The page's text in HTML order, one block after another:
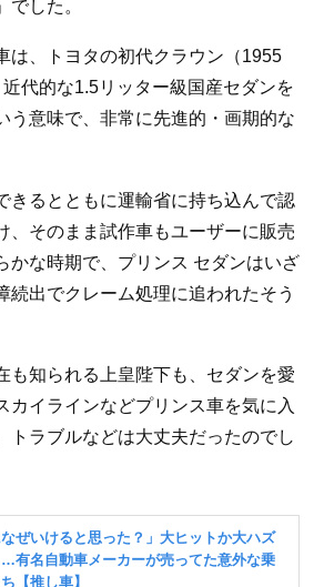
した。
は、トヨタの初代クラウン（1955
代的な1.5リッター級国産セダンを
う意味で、非常に先進的・画期的な
きるとともに運輸省に持ち込んで認
、そのまま試作車もユーザーに販売
かな時期で、プリンス セダンはいざ
続出でクレーム処理に追われたそう
も知られる上皇陛下も、セダンを愛
カイラインなどプリンス車を気に入
トラブルなどは大丈夫だったのでし